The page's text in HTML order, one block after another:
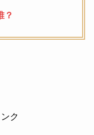
？
ク